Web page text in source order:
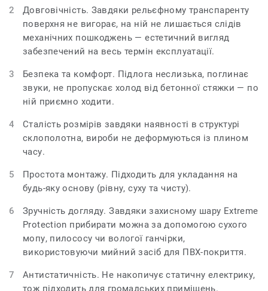
Довговічність. Завдяки рельєфному транспаренту
поверхня не вигорає, на ній не лишається слідів
механічних пошкоджень — естетичний вигляд
забезпечений на весь термін експлуатації.
Безпека та комфорт. Підлога неслизька, поглинає
звуки, не пропускає холод від бетонної стяжки — по
ній приємно ходити.
Сталість розмірів завдяки наявності в структурі
склополотна, вироби не деформуються із плином
часу.
Простота монтажу. Підходить для укладання на
будь-яку основу (рівну, суху та чисту).
Зручність догляду. Завдяки захисному шару Extreme
Protection прибирати можна за допомогою сухого
мопу, пилососу чи вологої ганчірки,
використовуючи мийний засіб для ПВХ-покриття.
Антистатичність. Не накопичує статичну електрику,
тож підходить для громадських приміщень.